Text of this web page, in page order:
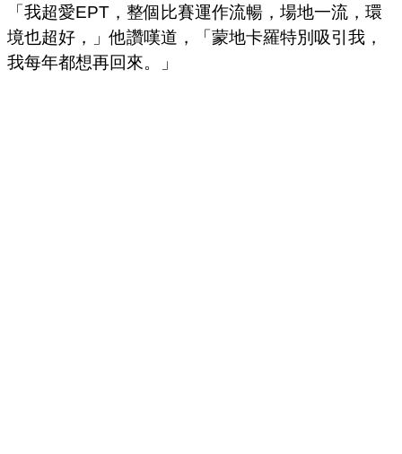
「我超愛EPT，整個比賽運作流暢，場地一流，環
境也超好，」他讚嘆道，「蒙地卡羅特別吸引我，
我每年都想再回來。」